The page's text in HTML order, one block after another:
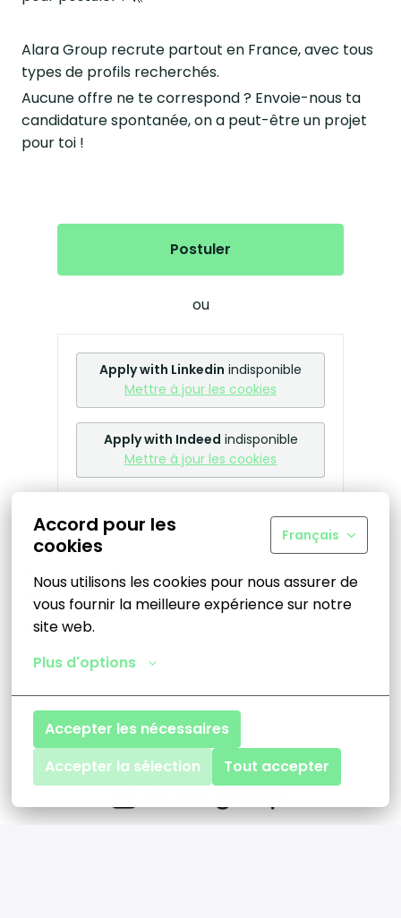
Accord pour les
cookies
Français
Nous utilisons les cookies pour nous assurer de
vous fournir la meilleure expérience sur notre
site web.
Plus d'options
Accepter les nécessaires
Accepter la sélection
Tout accepter
Alara Group recrute partout en France, avec tous
types de profils recherchés.
Aucune offre ne te correspond ? Envoie-nous ta
candidature spontanée, on a peut-être un projet
pour toi !
Postuler
ou
Apply with Linkedin indisponible
Mettre à jour les cookies
Apply with Indeed indisponible
Mettre à jour les cookies
Partager l'offre d'emploi
Paris, Île-de-France,France • +22 plus
Candidature Spontanée
Page d'accueil